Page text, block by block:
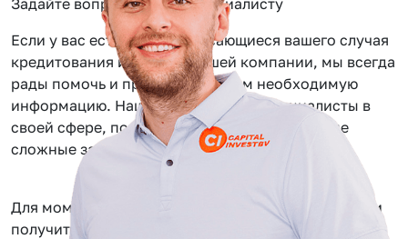
Задайте вопрос нашему специалисту
Если у вас есть вопросы касающиеся вашего случая
кредитования или услуг нашей компании, мы всегда
рады помочь и предоставить вам необходимую
информацию. Наши сотрудники — специалисты в
своей сфере, помогут вам решить даже самые
сложные задачи.
Для моментального одобрения заполните заявку и
получите Сash Back от 0.5 до 2% от суммы